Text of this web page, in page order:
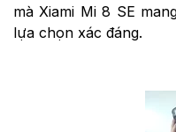
mà Xiami Mi 8 SE
lựa chọn xác đáng.